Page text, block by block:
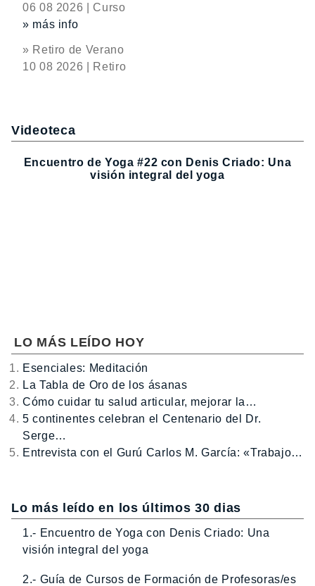
06 08 2026 | Curso
» más info
» Retiro de Verano
10 08 2026 | Retiro
Videoteca
Encuentro de Yoga #22 con Denis Criado: Una
visión integral del yoga
LO MÁS LEÍDO HOY
Esenciales: Meditación
La Tabla de Oro de los ásanas
Cómo cuidar tu salud articular, mejorar la…
5 continentes celebran el Centenario del Dr.
Serge…
Entrevista con el Gurú Carlos M. García: «Trabajo…
Lo más leído en los últimos 30 dias
1.- Encuentro de Yoga con Denis Criado: Una
visión integral del yoga
2.- Guía de Cursos de Formación de Profesoras/es